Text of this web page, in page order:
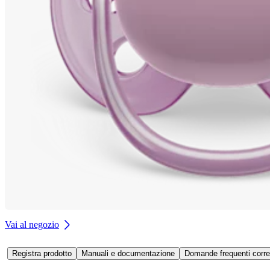
Vai al negozio
Registra prodotto Manuali e documentazione Domande frequenti